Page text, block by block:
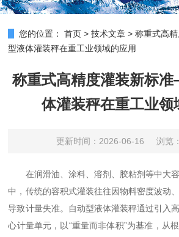
您的位置： 首页 >技术文章 >称重式高
型液体灌装秤在重工业领域的应用
称重式高精度灌装新标
体灌装秤在重工业领
更新时间：2026-06-16 浏览
在润滑油、涂料、溶剂、胶粘剂等中大容
中，传统的容积式灌装往往因物料密度波动
导致计量失准。自动型液体灌装秤通过引入
心计量单元，以“重量而非体积”为基准，从